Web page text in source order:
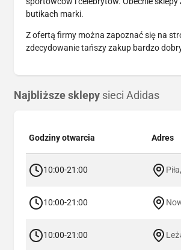
butikach marki.
Z ofertą firmy można zapoznać się na
zdecydowanie tańszy zakup bardzo
Najbliższe sklepy sieci Adidas
Godziny otwarcia Adres
10:00-21:00
10:00-21:00
10:00-21:00